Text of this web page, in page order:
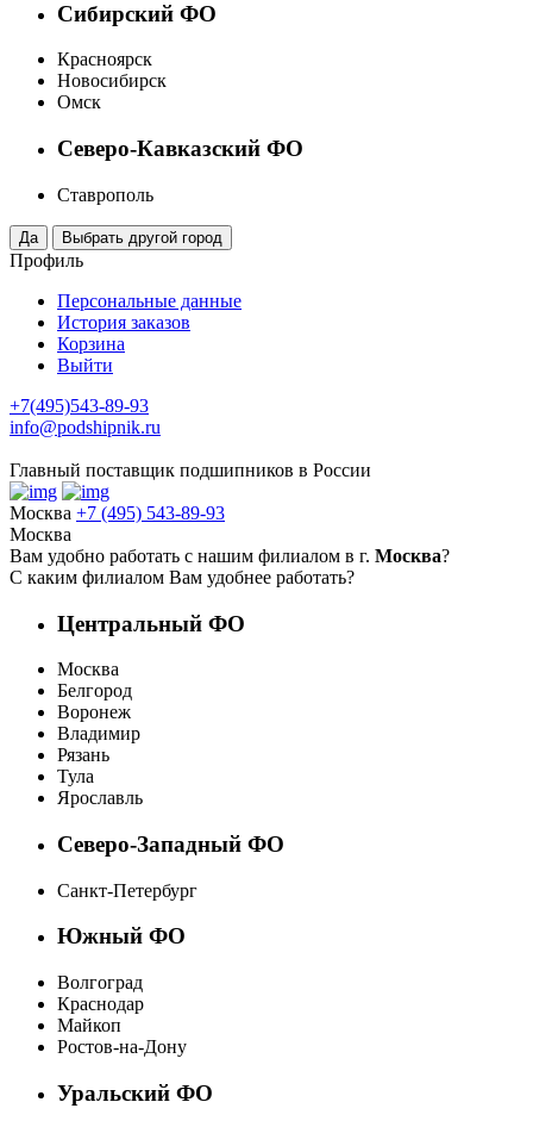
Сибирский ФО
Красноярск
Новосибирск
Омск
Северо-Кавказский ФО
Ставрополь
Профиль
Персональные данные
История заказов
Корзина
Выйти
+7(495)543-89-93
info@podshipnik.ru
Главный поставщик подшипников в России
Москва +7 (495) 543-89-93
Москва
Вам удобно работать с нашим филиалом в г. Москва?
С каким филиалом Вам удобнее работать?
Центральный ФО
Москва
Белгород
Воронеж
Владимир
Рязань
Тула
Ярославль
Северо-Западный ФО
Санкт-Петербург
Южный ФО
Волгоград
Краснодар
Майкоп
Ростов-на-Дону
Уральский ФО